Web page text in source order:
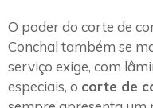
O poder do corte de
Conchal também se
serviço exige, com
especiais, o corte de